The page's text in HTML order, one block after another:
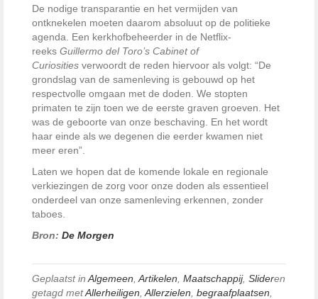
De nodige transparantie en het vermijden van
ontknekelen moeten daarom absoluut op de politieke
agenda. Een kerkhofbeheerder in de Netflix-
reeks Guillermo del Toro’s Cabinet of
Curiosities verwoordt de reden hiervoor als volgt: “De
grondslag van de samenleving is gebouwd op het
respectvolle omgaan met de doden. We stopten
primaten te zijn toen we de eerste graven groeven. Het
was de geboorte van onze beschaving. En het wordt
haar einde als we degenen die eerder kwamen niet
meer eren”.
Laten we hopen dat de komende lokale en regionale
verkiezingen de zorg voor onze doden als essentieel
onderdeel van onze samenleving erkennen, zonder
taboes.
Bron: De Morgen
Geplaatst in Algemeen Artikelen Maatschappij, Slideren
getagd metAllerheiligen Allerzielen begraafplaatsen